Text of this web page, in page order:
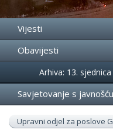
Vijesti
Obavijesti
Događanja
Arhiva: 13.
Savjetovanje s javnošću
Upravni odjel za poslove